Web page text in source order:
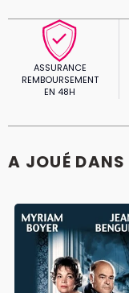
ASSURANCE
REMBOURSEMENT
EN 48H
A JOUÉ DANS